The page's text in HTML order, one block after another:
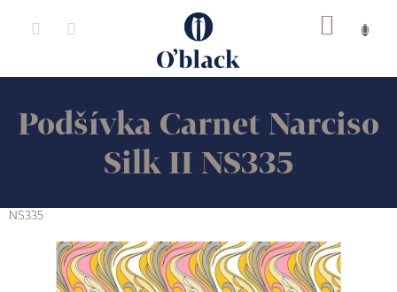
Podšívka Carnet Narciso
Silk II NS335
NS335